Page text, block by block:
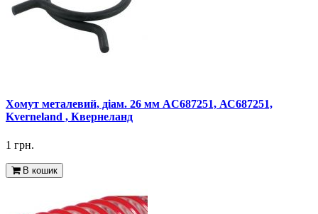
Хомут металевий, діам. 26 мм AC687251, АС687251,
Kverneland , Квернеланд
1 грн.
В кошик